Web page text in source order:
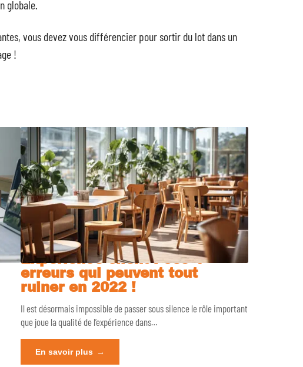
globale.
vous devez vous différencier pour sortir du lot dans un
!
Expérience client : ces 4
erreurs qui peuvent tout
ruiner en 2022 !
Il est désormais impossible de passer sous silence le rôle important
que joue la qualité de l’expérience dans…
En savoir plus